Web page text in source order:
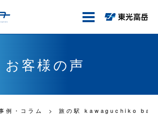
お客様の声
例・コラム 旅の駅 kawaguchiko